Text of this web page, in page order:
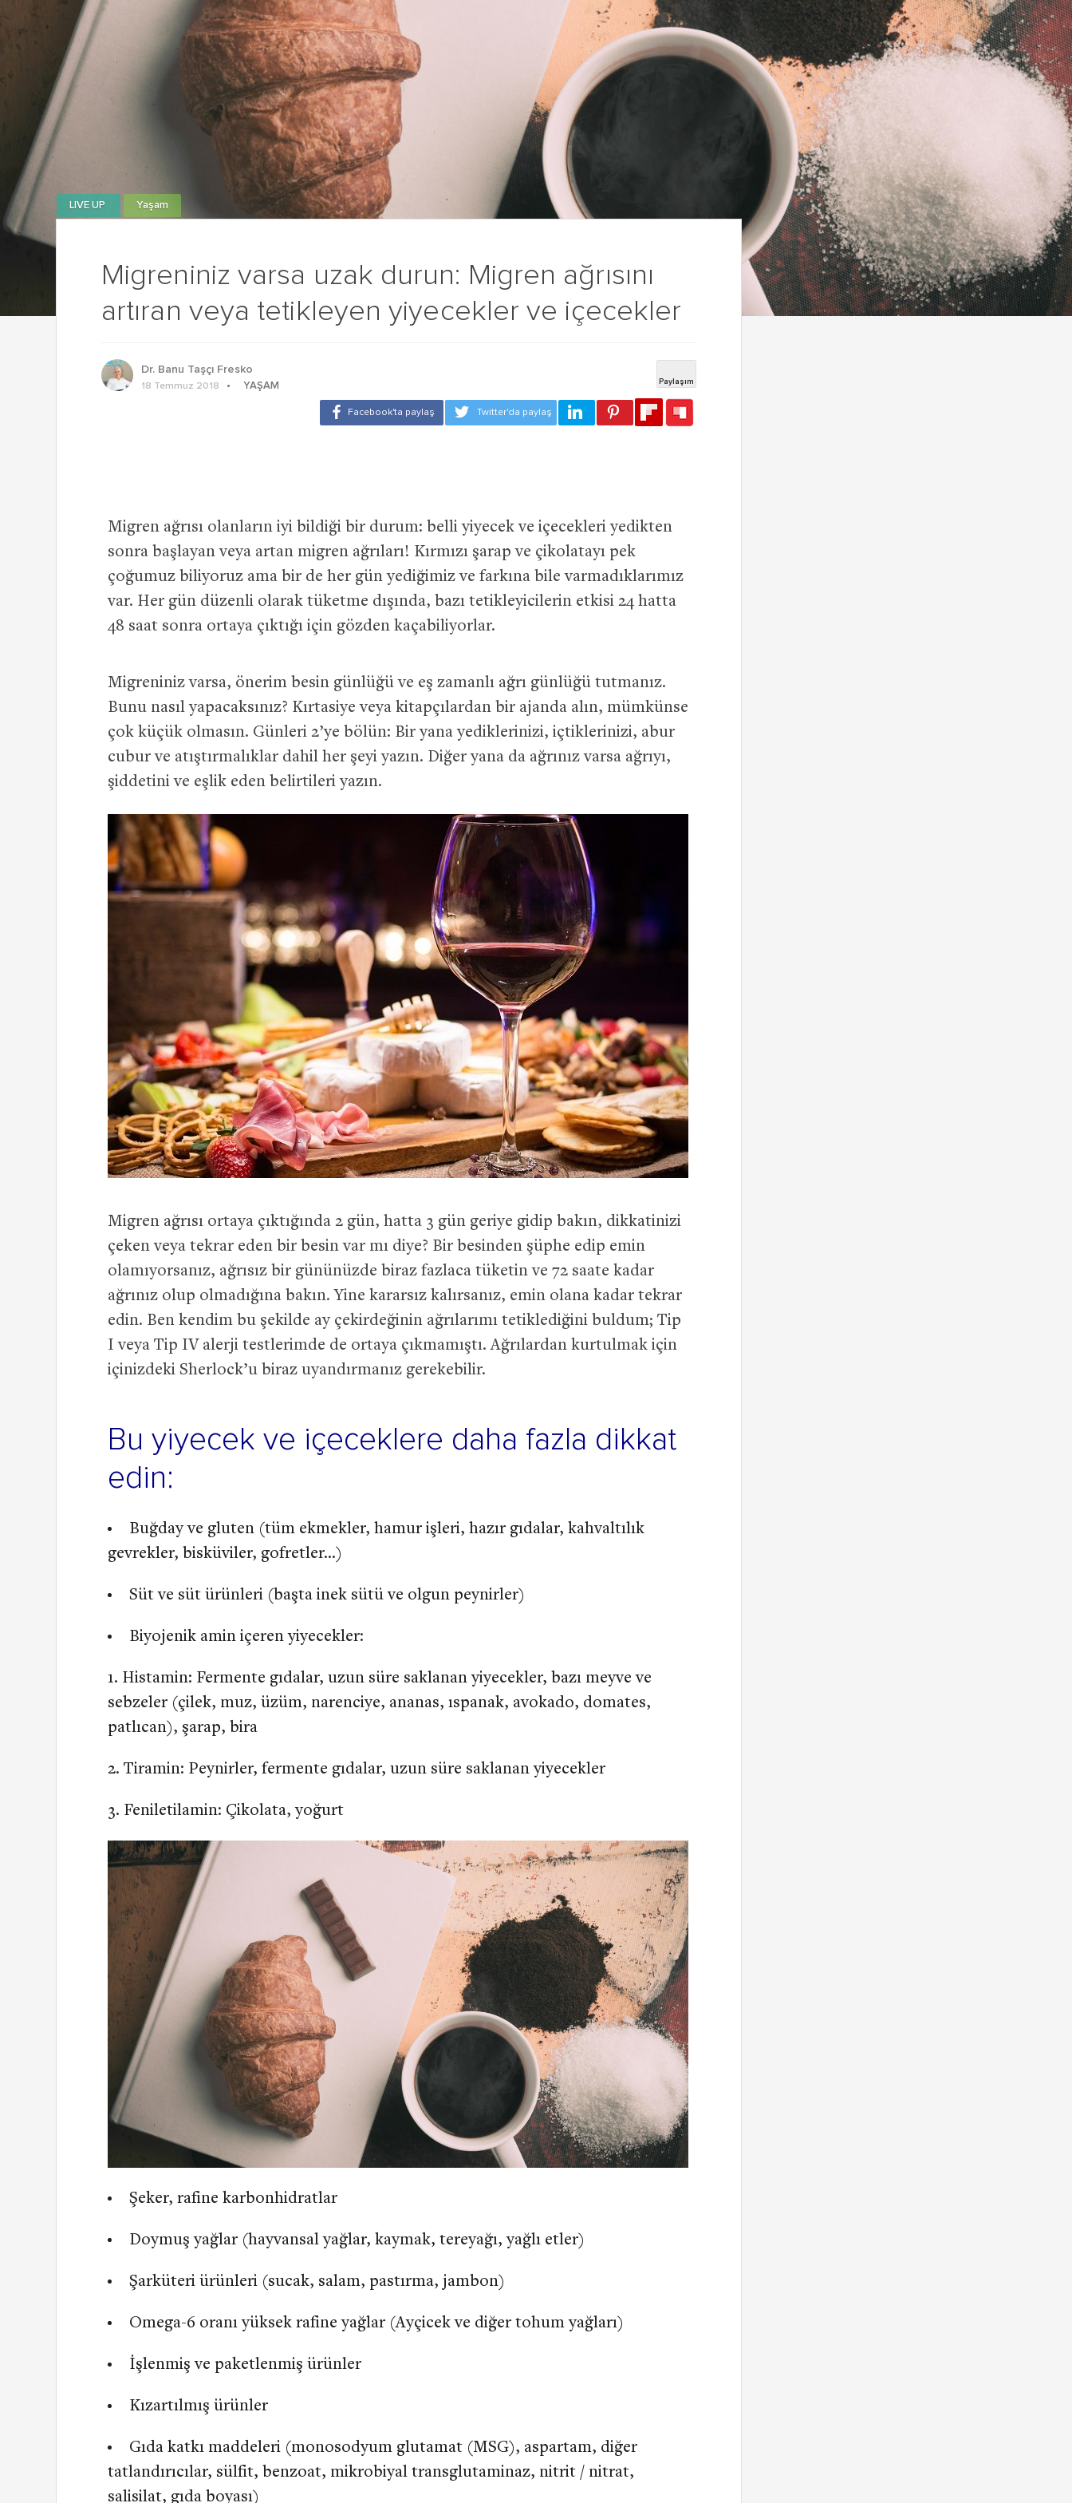
Migreniniz varsa uzak durun: Migren ağrısını
artıran veya tetikleyen yiyecekler ve içecekler
LIVE UP Yaşam
Dr. Banu Taşçı Fresko
18 Temmuz 2018 YAŞAM
Migren ağrısı olanların iyi bildiği bir durum: belli yiyecek ve içecekleri yedikten
sonra başlayan veya artan migren ağrıları! Kırmızı şarap ve çikolatayı pek
çoğumuz biliyoruz ama bir de her gün yediğimiz ve farkına bile varmadıklarımız
var. Her gün düzenli olarak tüketme dışında, bazı tetikleyicilerin etkisi 24 hatta
48 saat sonra ortaya çıktığı için gözden kaçabiliyorlar.
Migreniniz varsa, önerim besin günlüğü ve eş zamanlı ağrı günlüğü tutmanız.
Bunu nasıl yapacaksınız? Kırtasiye veya kitapçılardan bir ajanda alın, mümkünse
çok küçük olmasın. Günleri 2’ye bölün: Bir yana yediklerinizi, içtiklerinizi, abur
cubur ve atıştırmalıklar dahil her şeyi yazın. Diğer yana da ağrınız varsa ağrıyı,
şiddetini ve eşlik eden belirtileri yazın.
Migren ağrısı ortaya çıktığında 2 gün, hatta 3 gün geriye gidip bakın, dikkatinizi
çeken veya tekrar eden bir besin var mı diye? Bir besinden şüphe edip emin
olamıyorsanız, ağrısız bir gününüzde biraz fazlaca tüketin ve 72 saate kadar
ağrınız olup olmadığına bakın. Yine kararsız kalırsanız, emin olana kadar tekrar
edin. Ben kendim bu şekilde ay çekirdeğinin ağrılarımı tetiklediğini buldum; Tip
I veya Tip IV alerji testlerimde de ortaya çıkmamıştı. Ağrılardan kurtulmak için
içinizdeki Sherlock’u biraz uyandırmanız gerekebilir.
Bu yiyecek ve içeceklere daha fazla dikkat
edin:
Buğday ve gluten (tüm ekmekler, hamur işleri, hazır gıdalar, kahvaltılık
gevrekler, bisküviler, gofretler…)
Süt ve süt ürünleri (başta inek sütü ve olgun peynirler)
Biyojenik amin içeren yiyecekler:
Histamin: Fermente gıdalar, uzun süre saklanan yiyecekler, bazı meyve ve
sebzeler (çilek, muz, üzüm, narenciye, ananas, ıspanak, avokado, domates,
patlıcan), şarap, bira
Tiramin: Peynirler, fermente gıdalar, uzun süre saklanan yiyecekler
Feniletilamin: Çikolata, yoğurt
Şeker, rafine karbonhidratlar
Doymuş yağlar (hayvansal yağlar, kaymak, tereyağı, yağlı etler)
Şarküteri ürünleri (sucak, salam, pastırma, jambon)
Omega-6 oranı yüksek rafine yağlar (Ayçicek ve diğer tohum yağları)
İşlenmiş ve paketlenmiş ürünler
Kızartılmış ürünler
Gıda katkı maddeleri (monosodyum glutamat (MSG), aspartam, diğer
tatlandırıcılar, sülfit, benzoat, mikrobiyal transglutaminaz, nitrit / nitrat,
salisilat, gıda boyası)